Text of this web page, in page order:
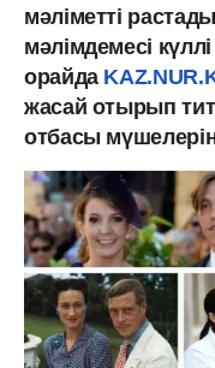
мәліметті
мәлімдемесі
орайда
жасай отырып
отбасы